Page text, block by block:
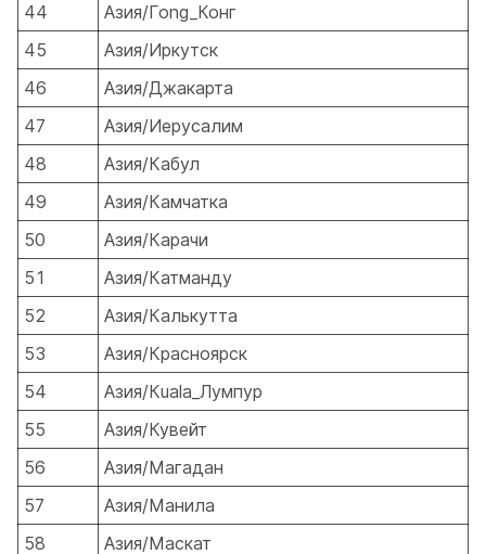
44
Азия/Гong_Конг
45
Азия/Иркутск
46
Азия/Джакарта
47
Азия/Иерусалим
48
Азия/Кабул
49
Азия/Камчатка
50
Азия/Карачи
51
Азия/Катманду
52
Азия/Калькутта
53
Азия/Красноярск
54
Азия/Кuala_Лумпур
55
Азия/Кувейт
56
Азия/Магадан
57
Азия/Манила
58
Азия/Маскат